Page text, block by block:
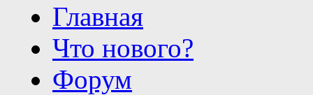
Главная
Что нового?
Форум